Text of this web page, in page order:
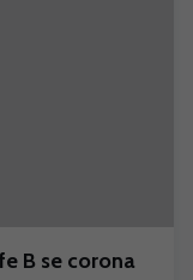
B se corona